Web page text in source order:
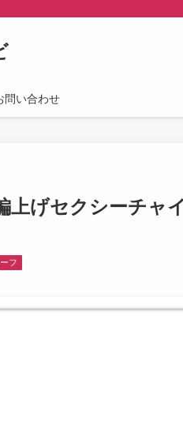
問い合わせ
げセクシーチャ
フ